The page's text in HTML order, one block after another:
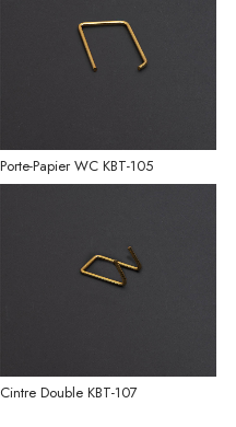
Porte-Papier WC KBT-105
Cintre Double KBT-107